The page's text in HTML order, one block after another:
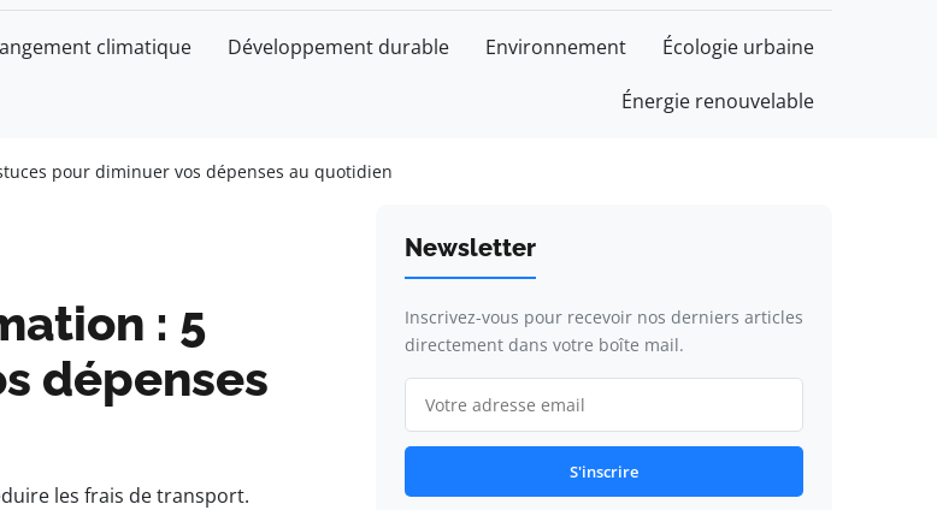
climatique Développement durable Environnement Écologie urbaine
Énergie renouvelable
pour diminuer vos dépenses au quotidien
: 5
dépenses
les frais de transport.
Newsletter
Inscrivez-vous pour recevoir nos derniers articles
directement dans votre boîte mail.
S'inscrire